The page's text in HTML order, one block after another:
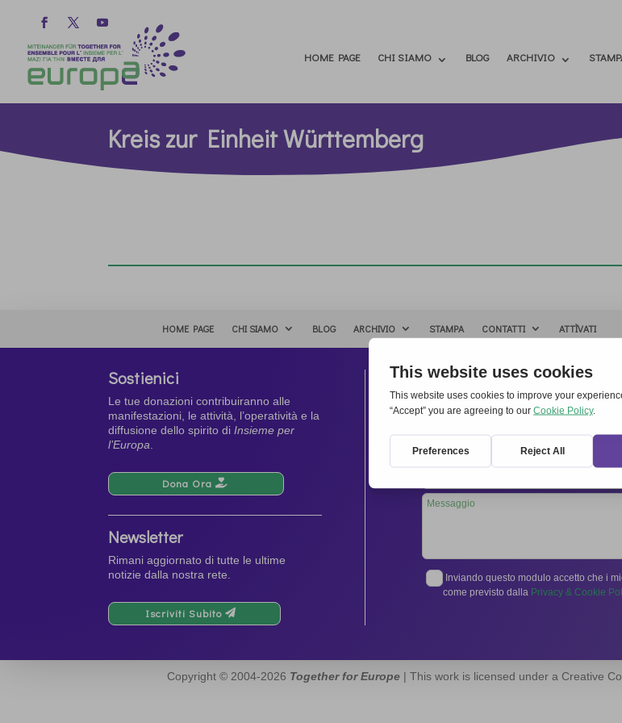
HOME PAGE CHI SIAMO BLOG ARCHIVIO
Kreis zur Einheit Württemberg
HOME PAGE CHI SIAMO BLOG ARCHIVIO STAMPA CONTATTI ATTÌVATI
Sostienici
Le tue donazioni contribuiranno alle
manifestazioni, le attività, l’operatività e la
diffusione dello spirito diInsieme per
l’Europa
Dona Ora
Newsletter
Rimani aggiornato di tutte le ultime
notizie dalla nostra rete.
Iscriviti Subito
Contatti
Segreteria Internazionale:
Via Frascati 336, 00040 Rocca di
Leave
blank
Inviando questo modulo accetto che i
come previsto dalla Privacy & Cookie
Copyright © 2004-2026 Together for Europe | This work is licensed under a Creative